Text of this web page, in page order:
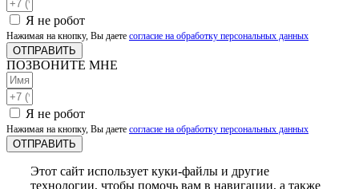
Я не робот
Нажимая на кнопку, Вы даете согласие на обработку персональных данных
ОТПРАВИТЬ
ПОЗВОНИТЕ МНЕ
Я не робот
Нажимая на кнопку, Вы даете согласие на обработку персональных данных
ОТПРАВИТЬ
Этот сайт использует куки-файлы и другие
технологии, чтобы помочь вам в навигации, а также